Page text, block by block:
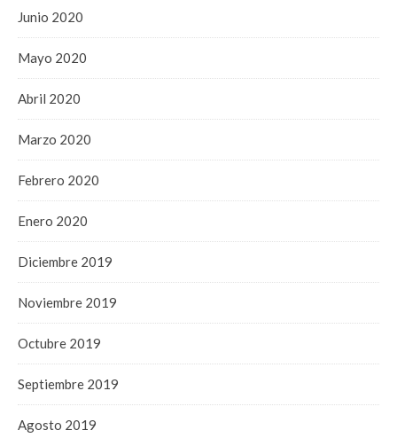
Junio 2020
Mayo 2020
Abril 2020
Marzo 2020
Febrero 2020
Enero 2020
Diciembre 2019
Noviembre 2019
Octubre 2019
Septiembre 2019
Agosto 2019